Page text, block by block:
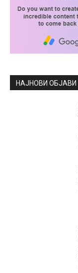
НАЈНОВИ ОБЈАВИ